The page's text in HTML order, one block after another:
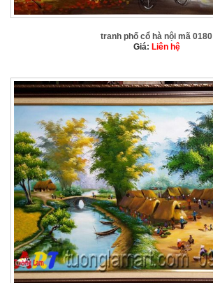
tranh phố cổ hà nội mã 0180
Giá: Liên hệ